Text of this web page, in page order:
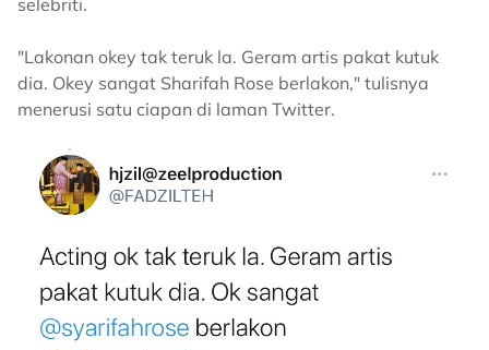
selebriti.
"Lakonan okey tak teruk la. Geram artis pakat kutuk
dia. Okey sangat Sharifah Rose berlakon," tulisnya
menerusi satu ciapan di laman Twitter.